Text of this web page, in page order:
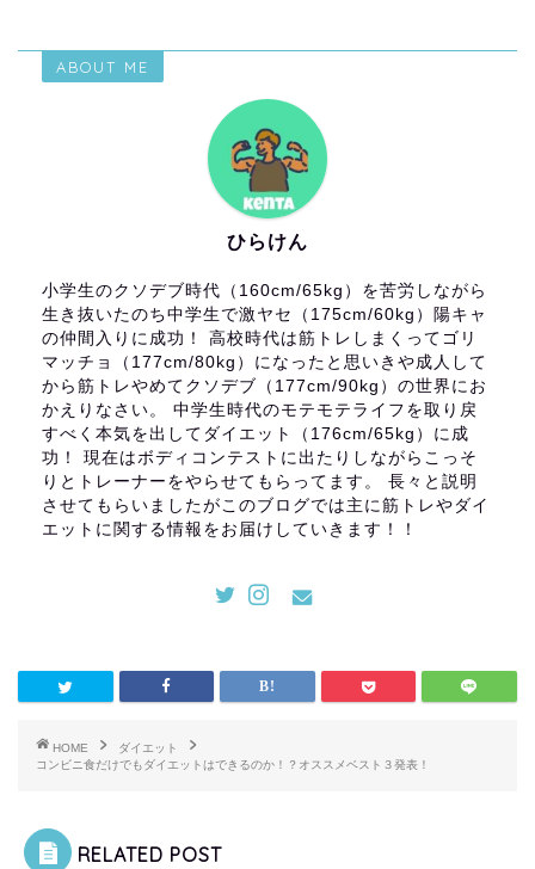
ABOUT ME
ひらけん
小学生のクソデブ時代（160cm/65kg）を苦労しながら
生き抜いたのち中学生で激ヤセ（175cm/60kg）陽キャ
の仲間入りに成功！ 高校時代は筋トレしまくってゴリ
マッチョ（177cm/80kg）になったと思いきや成人して
から筋トレやめてクソデブ（177cm/90kg）の世界にお
かえりなさい。 中学生時代のモテモテライフを取り戻
すべく本気を出してダイエット（176cm/65kg）に成
功！ 現在はボディコンテストに出たりしながらこっそ
りとトレーナーをやらせてもらってます。 長々と説明
させてもらいましたがこのブログでは主に筋トレやダイ
エットに関する情報をお届けしていきます！！
HOME
ダイエット
コンビニ食だけでもダイエットはできるのか！？オススメベスト３発表！
RELATED POST